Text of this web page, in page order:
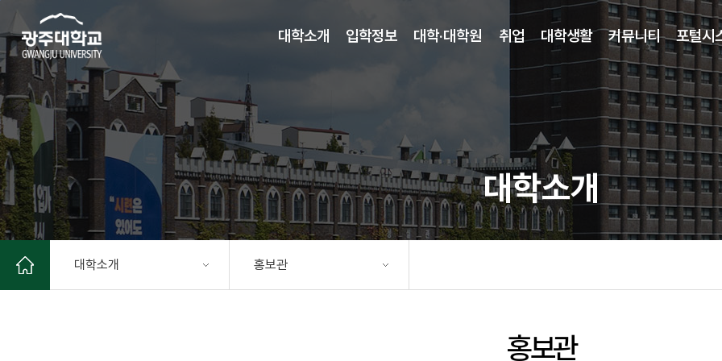
대학소개 입학정보 대학·대학원 취업 대학생활 커뮤니티 포털시
대학소개
대학소개 홍보관
홍보관